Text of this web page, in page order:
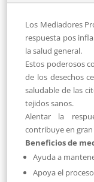
Los Mediadores
respuesta pos
la salud general.
Estos poderosos
de los desechos
saludable de las
tejidos sanos.
Alentar la
contribuye en
Beneficios de
Ayuda a
Apoya el